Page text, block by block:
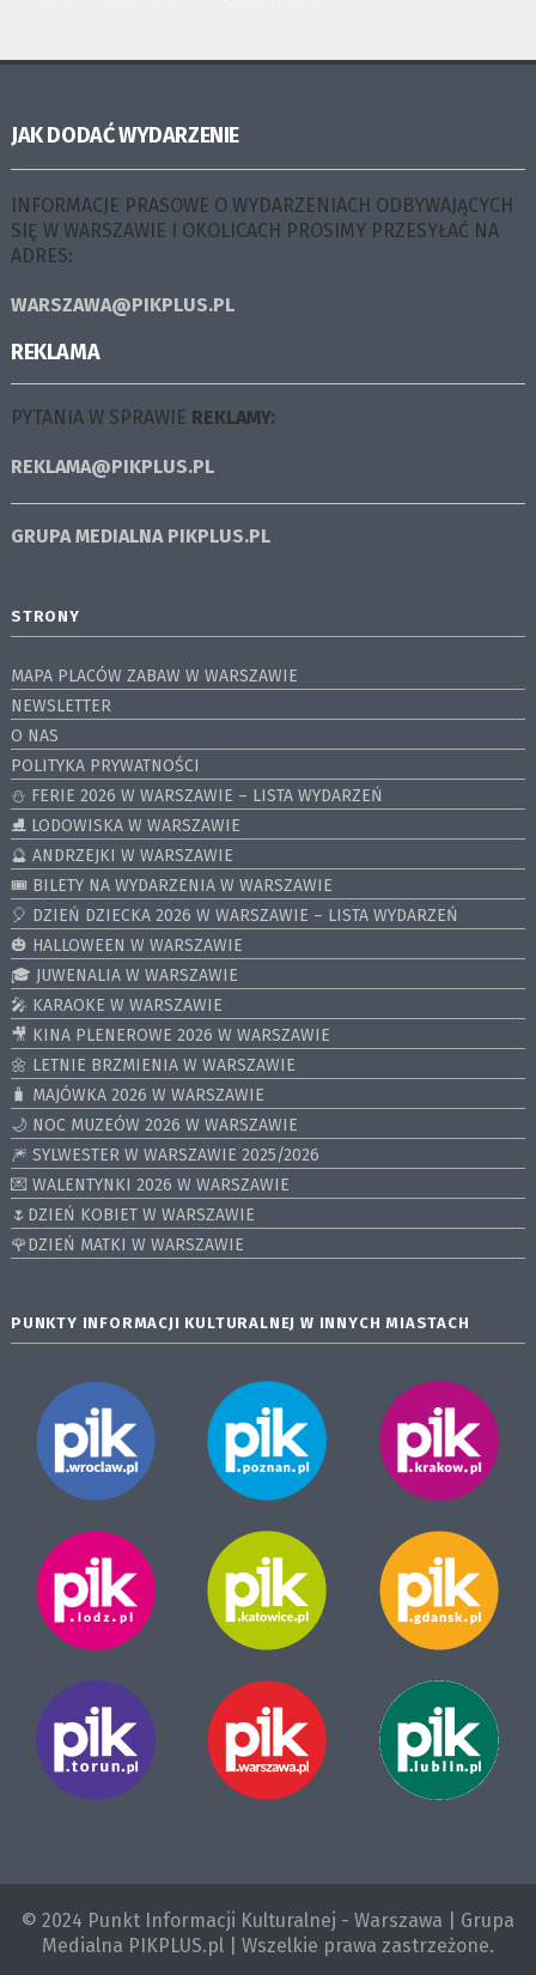
JAK DODAĆ WYDARZENIE
INFORMACJE PRASOWE O WYDARZENIACH ODBYWAJĄCYCH
SIĘ W WARSZAWIE I OKOLICACH PROSIMY PRZESYŁAĆ NA
ADRES:
WARSZAWA@PIKPLUS.PL
REKLAMA
PYTANIA W SPRAWIE REKLAMY:
REKLAMA@PIKPLUS.PL
GRUPA MEDIALNA PIKPLUS.PL
STRONY
MAPA PLACÓW ZABAW W WARSZAWIE
NEWSLETTER
O NAS
POLITYKA PRYWATNOŚCI
⛄️ FERIE 2026 W WARSZAWIE – LISTA WYDARZEŃ
⛸ LODOWISKA W WARSZAWIE
🔮 ANDRZEJKI W WARSZAWIE
🎟️ BILETY NA WYDARZENIA W WARSZAWIE
🎈 DZIEŃ DZIECKA 2026 W WARSZAWIE – LISTA WYDARZEŃ
🎃 HALLOWEEN W WARSZAWIE
🎓 JUWENALIA W WARSZAWIE
🎤 KARAOKE W WARSZAWIE
🎥 KINA PLENEROWE 2026 W WARSZAWIE
🌼 LETNIE BRZMIENIA W WARSZAWIE
🧳 MAJÓWKA 2026 W WARSZAWIE
🌙 NOC MUZEÓW 2026 W WARSZAWIE
🎆 SYLWESTER W WARSZAWIE 2025/2026
💌 WALENTYNKI 2026 W WARSZAWIE
🌷DZIEŃ KOBIET W WARSZAWIE
🌹DZIEŃ MATKI W WARSZAWIE
PUNKTY INFORMACJI KULTURALNEJ W INNYCH MIASTACH
© 2024 Punkt Informacji Kulturalnej - Warszawa | Grupa
Medialna PIKPLUS.pl | Wszelkie prawa zastrzeżone.